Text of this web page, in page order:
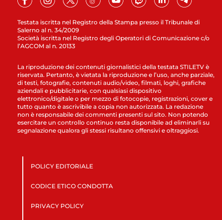
Testata iscritta nel Registro della Stampa presso il Tribunale di
Salerno al n. 34/2009
Società iscritta nel Registro degli Operatori di Comunicazione c/o
l’AGCOM al n. 20133
La riproduzione dei contenuti giornalistici della testata STILETV è
riservata. Pertanto, è vietata la riproduzione e l’uso, anche parziale,
di testi, fotografie, contenuti audio/video, filmati, loghi, grafiche
aziendali e pubblicitarie, con qualsiasi dispositivo
elettronico/digitale o per mezzo di fotocopie, registrazioni, cover e
tutto quanto è ascrivibile a copia non autorizzata. La redazione
non è responsabile dei commenti presenti sul sito. Non potendo
esercitare un controllo continuo resta disponibile ad eliminarli su
segnalazione qualora gli stessi risultano offensivi e oltraggiosi.
POLICY EDITORIALE
CODICE ETICO CONDOTTA
PRIVACY POLICY